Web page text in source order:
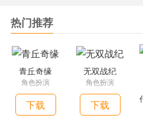
冬系列主题套装、涡轮飞行滑板
热门推荐
青丘奇缘
角色扮演
下载
无双战纪
角色扮演
下载